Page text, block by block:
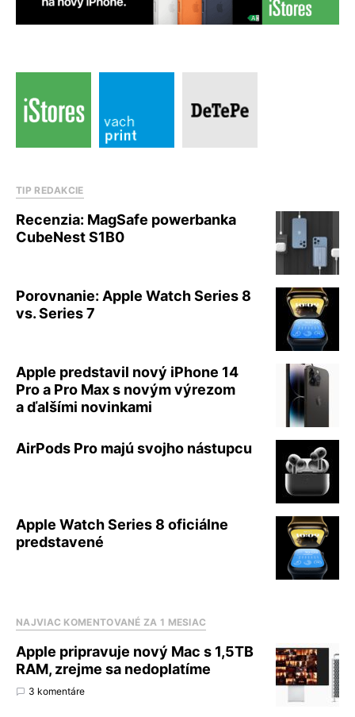
TIP REDAKCIE
Recenzia: MagSafe powerbanka
CubeNest S1B0
Porovnanie: Apple Watch Series 8
vs. Series 7
Apple predstavil nový iPhone 14
Pro a Pro Max s novým výrezom
a ďalšími novinkami
AirPods Pro majú svojho nástupcu
Apple Watch Series 8 oficiálne
predstavené
NAJVIAC KOMENTOVANÉ ZA 1 MESIAC
Apple pripravuje nový Mac s 1,5TB
RAM, zrejme sa nedoplatíme
3 komentáre